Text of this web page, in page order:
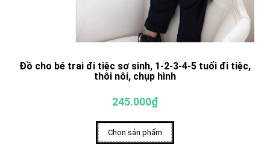
Đồ cho bé trai đi tiệc sơ sinh, 1-2-3-4-5 tuổi đi tiệc,
thôi nôi, chụp hình
245.000₫
Chọn sản phẩm